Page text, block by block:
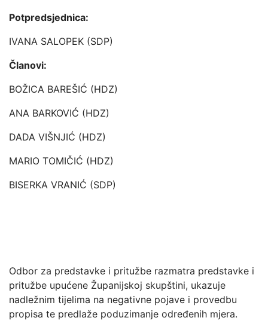
Potpredsjednica:
IVANA SALOPEK (SDP)
Članovi:
BOŽICA BAREŠIĆ (HDZ)
ANA BARKOVIĆ (HDZ)
DADA VIŠNJIĆ (HDZ)
MARIO TOMIČIĆ (HDZ)
BISERKA VRANIĆ (SDP)
Odbor za predstavke i pritužbe razmatra predstavke i
pritužbe upućene Županijskoj skupštini, ukazuje
nadležnim tijelima na negativne pojave i provedbu
propisa te predlaže poduzimanje određenih mjera.